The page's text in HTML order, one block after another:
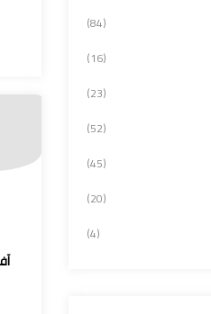
(84)
(16)
(23)
(52)
(45)
(20)
(4)